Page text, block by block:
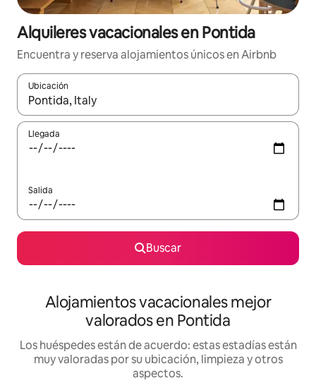
Alquileres vacacionales en Pontida
Encuentra y reserva alojamientos únicos en Airbnb
Ubicación
Cuando los resultados estén disponibles, navega con las
Llegada
Salida
Buscar
Alojamientos vacacionales mejor
valorados en Pontida
Los huéspedes están de acuerdo: estas estadías están
muy valoradas por su ubicación, limpieza y otros
aspectos.